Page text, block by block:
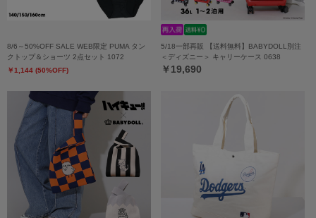
8/6～50%OFF SALE WEB限定 PUMA タン
クトップ＆ショーツ 2点セット 1072
￥1,144 (50%OFF)
5/18一部再販 【送料無料】BABYDOLL別注
＜ディズニー＞ キャリーケース 0638
￥19,690